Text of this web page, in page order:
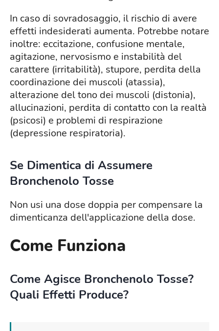
In caso di sovradosaggio, il rischio di avere
effetti indesiderati aumenta. Potrebbe notare
inoltre: eccitazione, confusione mentale,
agitazione, nervosismo e instabilità del
carattere (irritabilità), stupore, perdita della
coordinazione dei muscoli (atassia),
alterazione del tono dei muscoli (distonia),
allucinazioni, perdita di contatto con la realtà
(psicosi) e problemi di respirazione
(depressione respiratoria).
Se Dimentica di Assumere
Bronchenolo Tosse
Non usi una dose doppia per compensare la
dimenticanza dell'applicazione della dose.
Come Funziona
Come Agisce Bronchenolo Tosse?
Quali Effetti Produce?